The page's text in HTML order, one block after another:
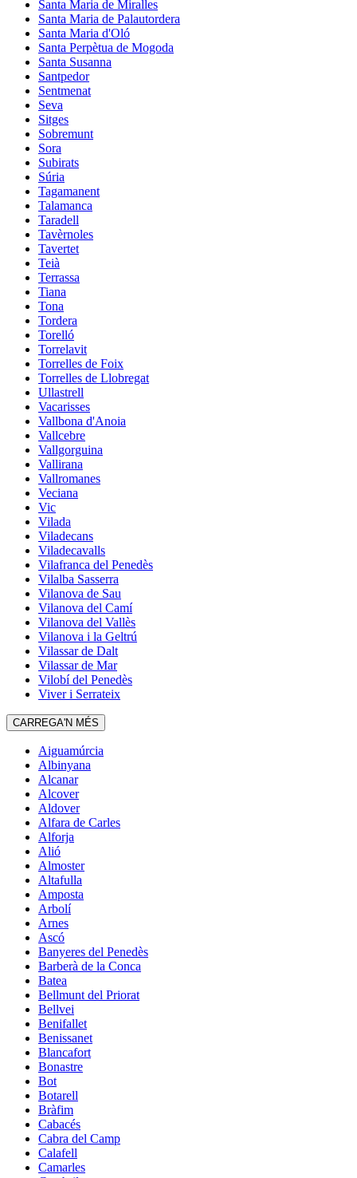
Santa Maria de Miralles
Santa Maria de Palautordera
Santa Maria d'Oló
Santa Perpètua de Mogoda
Santa Susanna
Santpedor
Sentmenat
Seva
Sitges
Sobremunt
Sora
Subirats
Súria
Tagamanent
Talamanca
Taradell
Tavèrnoles
Tavertet
Teià
Terrassa
Tiana
Tona
Tordera
Torelló
Torrelavit
Torrelles de Foix
Torrelles de Llobregat
Ullastrell
Vacarisses
Vallbona d'Anoia
Vallcebre
Vallgorguina
Vallirana
Vallromanes
Veciana
Vic
Vilada
Viladecans
Viladecavalls
Vilafranca del Penedès
Vilalba Sasserra
Vilanova de Sau
Vilanova del Camí
Vilanova del Vallès
Vilanova i la Geltrú
Vilassar de Dalt
Vilassar de Mar
Vilobí del Penedès
Viver i Serrateix
CARREGA'N MÉS
Aiguamúrcia
Albinyana
Alcanar
Alcover
Aldover
Alfara de Carles
Alforja
Alió
Almoster
Altafulla
Amposta
Arbolí
Arnes
Ascó
Banyeres del Penedès
Barberà de la Conca
Batea
Bellmunt del Priorat
Bellvei
Benifallet
Benissanet
Blancafort
Bonastre
Bot
Botarell
Bràfim
Cabacés
Cabra del Camp
Calafell
Camarles